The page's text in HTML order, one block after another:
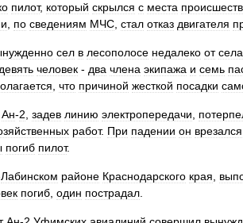
пилот, который скрылся с места
по сведениям МЧС стал отказ двигателя
сел в лесополосе недалеко от села
девять человек - два члена экипажа и семь
что причиной жесткой посадки
Ан-2 задев линию электропередачи
работ. При падении он врезался
погиб пилот.
Лабинском районе Краснодарского края
погиб один пострадал